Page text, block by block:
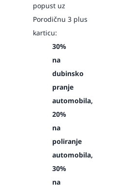
popust uz
Porodičnu 3 plus
karticu:
30%
na
dubinsko
pranje
automobila,
20%
na
poliranje
automobila,
30%
na